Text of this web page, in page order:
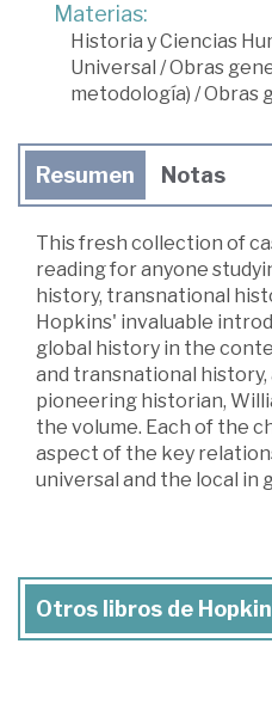
Materias:
Historia y Ciencias
Universal /Obras
metodología) /Obras
Resumen Notas
This fresh collection of
reading for anyone
history, transnational
Hopkins' invaluable
global history in the
and transnational
pioneering historian,
the volume. Each of the
aspect of the key
universal and the local in
Otros libros de